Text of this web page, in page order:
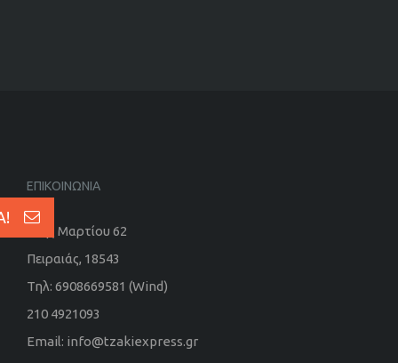
ΕΠΙΚΟΙΝΩΝΙΑ
25ης Μαρτίου 62
Πειραιάς, 18543
Τηλ: 6908669581 (Wind)
210 4921093
Email: info@tzakiexpress.gr